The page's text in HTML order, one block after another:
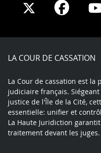
Share
X
Share
LA COUR DE CASSATION
La Cour de cassation est la
judiciaire français.
justice de l'Île de la Cité,
essentielle: unifier et
La Haute Juridiction
traitement devant les juges.